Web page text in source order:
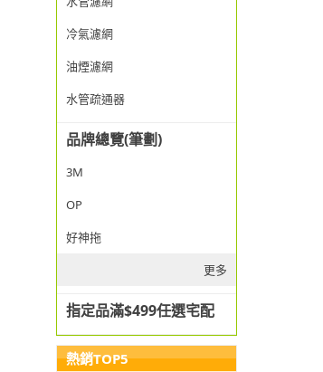
冷氣濾網
油煙濾網
水管疏通器
品牌總覽(筆劃)
3M
OP
好神拖
更多
指定品滿$499任選宅配
熱銷TOP5